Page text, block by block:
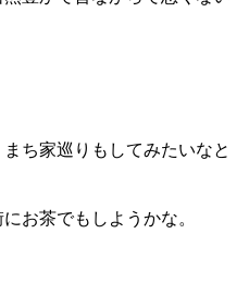
ち家巡りもしてみたいなと
お茶でもしようかな。